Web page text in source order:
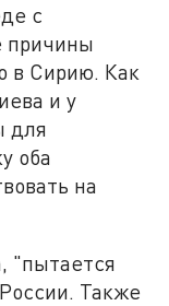
с
причины
в Сирию. Как
и у
для
оба
на
"пытается
Также